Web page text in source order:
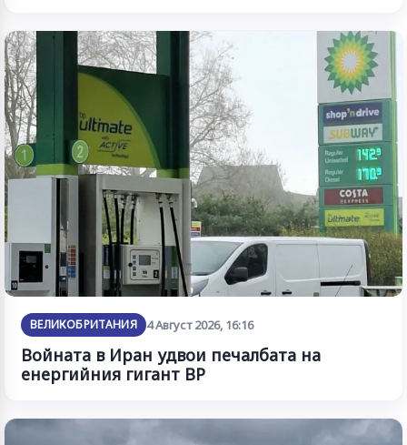
ВЕЛИКОБРИТАНИЯ 4 Август 2026, 16:16
Войната в Иран удвои печалбата на
енергийния гигант BP